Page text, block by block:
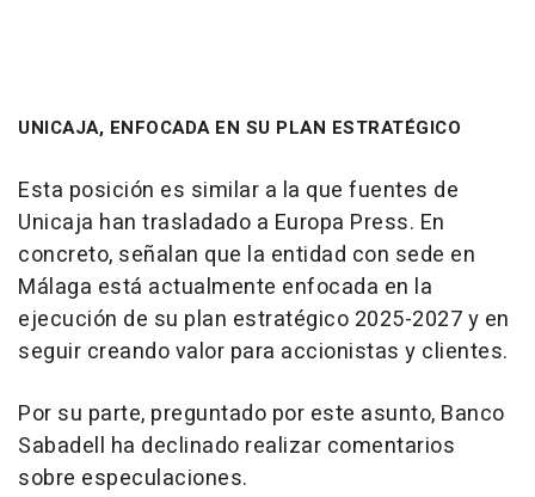
UNICAJA, ENFOCADA EN SU PLAN ESTRATÉGICO
Esta posición es similar a la que fuentes de
Unicaja han trasladado a Europa Press. En
concreto, señalan que la entidad con sede en
Málaga está actualmente enfocada en la
ejecución de su plan estratégico 2025-2027 y en
seguir creando valor para accionistas y clientes.
Por su parte, preguntado por este asunto, Banco
Sabadell ha declinado realizar comentarios
sobre especulaciones.